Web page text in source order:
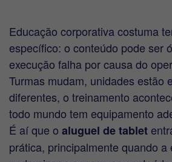
Educação corporativa costuma
específico: o conteúdo pode ser
execução falha por causa do
Turmas mudam, unidades estão
diferentes, o treinamento
todo mundo tem equipamento
É aí que o aluguel de tablet
prática, principalmente quando